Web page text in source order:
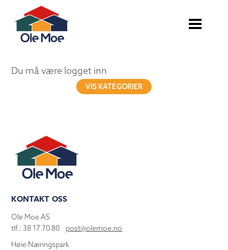
Du må være logget inn
VIS KATEGORIER
KONTAKT OSS
Ole Moe AS
tlf.: 38 17 70 80 post@olemoe.no
Høie Næringspark